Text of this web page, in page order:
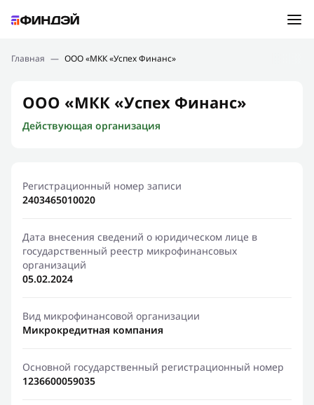
Подбор займа
Новости
Финансовое просвещение
Главная — ООО «МКК «Успех Финанс»
ООО «МКК «Успех Финанс»
Действующая организация
Регистрационный номер записи
2403465010020
Дата внесения сведений о юридическом лице в
государственный реестр микрофинансовых
организаций
05.02.2024
Вид микрофинансовой организации
Микрокредитная компания
Основной государственный регистрационный номер
1236600059035
Ошибка:Контактная форма не найдена.
Спасибо, что написали нам
Мы свяжемся с Вами в ближайшее время и сообщим
результат
Отправить новый запрос